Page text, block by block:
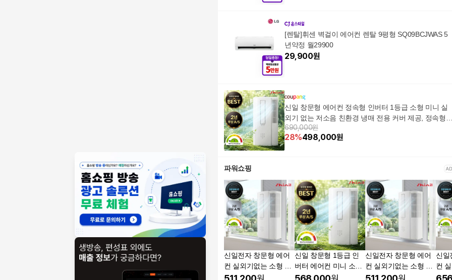
[렌탈]휘센 벽걸이 에어컨 렌탈 9평형 SQ09BCJWAS 5
년약정 월29900
29,900원
신일 창문형 에어컨 정속형 인버터 1등급 소형 미니 실
외기 없는 저소음 친환경 냉매 전용 커버 제공, 정속형 5
등급 - 자가설치, 기본키트 (창문높이: 85cm~145cm)
690,000원
28%498,000원
파워쇼핑
신일전자 창문형 에어
컨 실외기없는 소형 1
등급 인버터 원룸 자가
신일 창문형 1등급 인
버터 에어컨 미니 소형
실외기 없는 저소음 에
신일전자 창문형 에어
컨 실외기없는 소형 1
등급 인버터 원룸 자가
신일
컨
등급